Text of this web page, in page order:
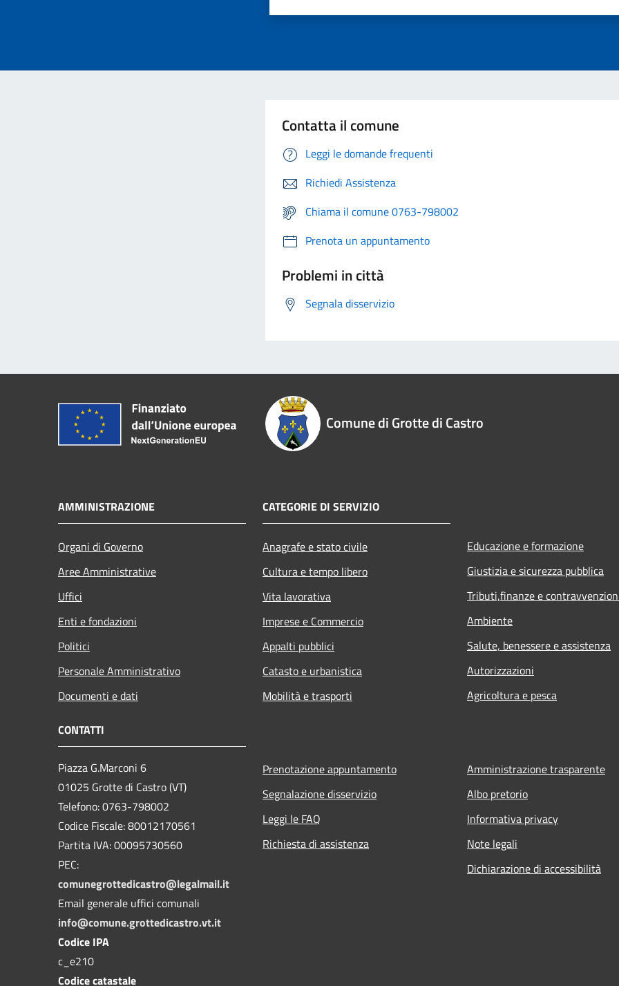
Contatta il comune
Leggi le domande frequenti
Richiedi Assistenza
Chiama il comune 0763-798002
Prenota un appuntamento
Problemi in città
Segnala disservizio
Comune di Grotte di Castro
AMMINISTRAZIONE
Organi di Governo
Aree Amministrative
Uffici
Enti e fondazioni
Politici
Personale Amministrativo
Documenti e dati
CATEGORIE DI SERVIZIO
Anagrafe e stato civile
Cultura e tempo libero
Vita lavorativa
Imprese e Commercio
Appalti pubblici
Catasto e urbanistica
Mobilità e trasporti
Educazione e formazione
Giustizia e sicurezza pubblica
Tributi,finanze e
Ambiente
Salute, benessere e assistenza
Autorizzazioni
Agricoltura e pesca
CONTATTI
Piazza G.Marconi 6
01025 Grotte di Castro (VT)
Telefono: 0763-798002
Codice Fiscale: 80012170561
Partita IVA: 00095730560
PEC:
comunegrottedicastro@legalmail.it
Email generale uffici comunali
info@comune.grottedicastro.vt.it
Codice IPA
c_e210
Codice catastale
Prenotazione appuntamento
Segnalazione disservizio
Leggi le FAQ
Richiesta di assistenza
Amministrazione trasparente
Albo pretorio
Informativa privacy
Note legali
Dichiarazione di accessibilità